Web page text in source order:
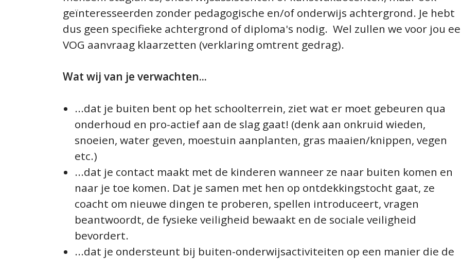
geïnteresseerden zonder pedagogische en/of onderwijs achtergrond. Je hebt
dus geen specifieke achtergrond of diploma's nodig. Wel zullen we voor jou
VOG aanvraag klaarzetten (verklaring omtrent gedrag).
Wat wij van je verwachten...
...dat je buiten bent op het schoolterrein, ziet wat er moet gebeuren qua
onderhoud en pro-actief aan de slag gaat! (denk aan onkruid wieden,
snoeien, water geven, moestuin aanplanten, gras maaien/knippen, vegen
etc.)
...dat je contact maakt met de kinderen wanneer ze naar buiten komen en
naar je toe komen. Dat je samen met hen op ontdekkingstocht gaat, ze
coacht om nieuwe dingen te proberen, spellen introduceert, vragen
beantwoordt, de fysieke veiligheid bewaakt en de sociale veiligheid
bevordert.
...dat je ondersteunt bij buiten-onderwijsactiviteiten op een manier die de